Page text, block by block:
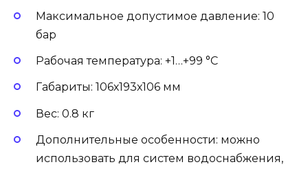
Максимальное допустимое давление: 10
бар
Рабочая температура: +1…+99 °С
Габариты: 106х193х106 мм
Вес: 0.8 кг
Дополнительные особенности: можно
использовать для систем водоснабжения,